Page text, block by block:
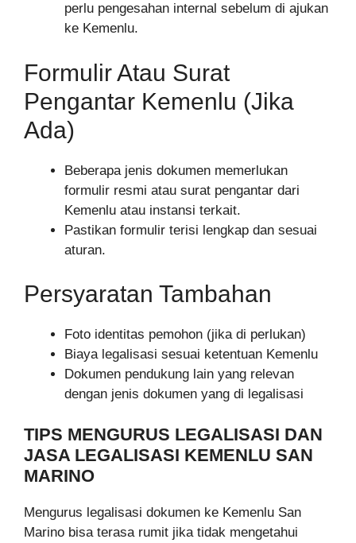
perlu pengesahan internal sebelum di ajukan
ke Kemenlu.
Formulir Atau Surat
Pengantar Kemenlu (Jika
Ada)
Beberapa jenis dokumen memerlukan
formulir resmi atau surat pengantar dari
Kemenlu atau instansi terkait.
Pastikan formulir terisi lengkap dan sesuai
aturan.
Persyaratan Tambahan
Foto identitas pemohon (jika di perlukan)
Biaya legalisasi sesuai ketentuan Kemenlu
Dokumen pendukung lain yang relevan
dengan jenis dokumen yang di legalisasi
TIPS MENGURUS LEGALISASI DAN
JASA LEGALISASI KEMENLU SAN
MARINO
Mengurus legalisasi dokumen ke Kemenlu San
Marino bisa terasa rumit jika tidak mengetahui